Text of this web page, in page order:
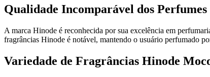
Qualidade Incomparável dos
A marca Hinode é reconhecida por sua excelência em
fragrâncias Hinode é notável, mantendo o usuário perfumado
Variedade de Fragrâncias Hinode